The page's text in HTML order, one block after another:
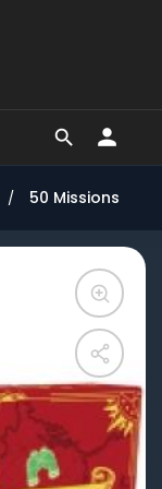

50 Missions